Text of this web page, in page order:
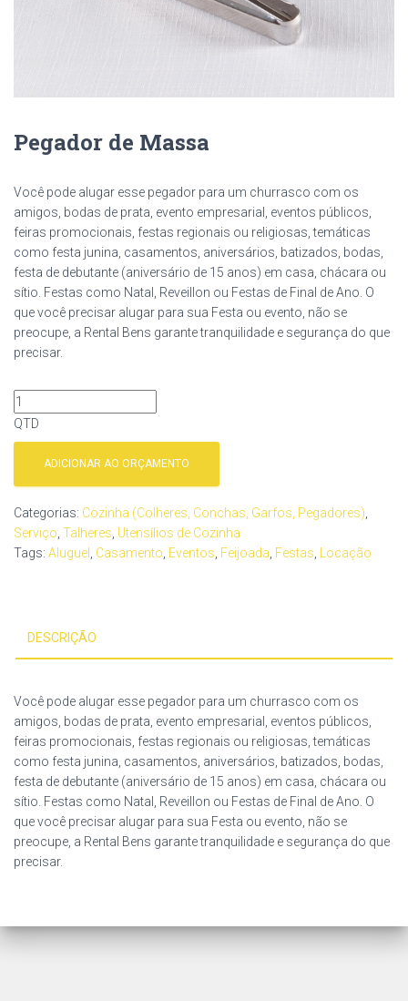
Pegador de Massa
Você pode alugar esse pegador para um churrasco com os
amigos, bodas de prata, evento empresarial, eventos públicos,
feiras promocionais, festas regionais ou religiosas, temáticas
como festa junina, casamentos, aniversários, batizados, bodas,
festa de debutante (aniversário de 15 anos) em casa, chácara ou
sítio. Festas como Natal, Reveillon ou Festas de Final de Ano. O
que você precisar alugar para sua Festa ou evento, não se
preocupe, a Rental Bens garante tranquilidade e segurança do que
precisar.
QTD
ADICIONAR AO ORÇAMENTO
Categorias: Cozinha (Colheres, Conchas, Garfos, Pegadores)
Serviço Talheres Utensílios de Cozinha
Tags: Aluguel Casamento Eventos Feijoada Festas Locação
DESCRIÇÃO
Você pode alugar esse pegador para um churrasco com os
amigos, bodas de prata, evento empresarial, eventos públicos,
feiras promocionais, festas regionais ou religiosas, temáticas
como festa junina, casamentos, aniversários, batizados, bodas,
festa de debutante (aniversário de 15 anos) em casa, chácara ou
sítio. Festas como Natal, Reveillon ou Festas de Final de Ano. O
que você precisar alugar para sua Festa ou evento, não se
preocupe, a Rental Bens garante tranquilidade e segurança do que
precisar.